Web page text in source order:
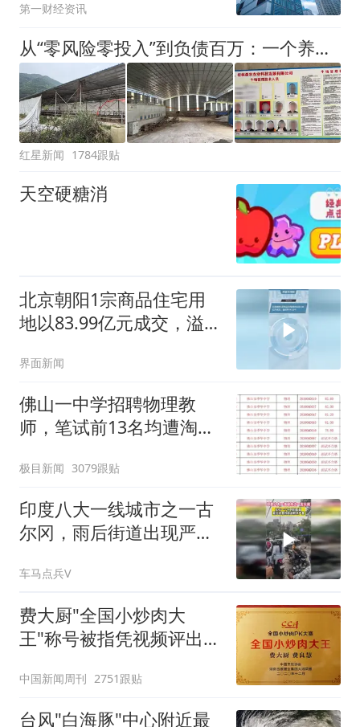
第一财经资讯
从“零风险零投入”到负债百万：一个养牛项目崩盘后，谁该为农户的贷款买单丨红星调查
红星新闻 1784跟贴
天空硬糖消
北京朝阳1宗商品住宅用
地以83.99亿元成交，溢价
界面新闻
佛山一中学招聘物理教
师，笔试前13名均遭淘
聘，成立调查组全面核查
极目新闻 3079跟贴
印度八大一线城市之一古
尔冈，雨后街道出现严重
车马点兵V
费大厨"全国小炒肉大
王"称号被指凭视频评出
中国新闻周刊 2751跟贴
台风"白海豚"中心附近最